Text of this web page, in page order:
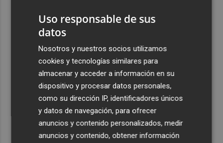
suspensión de Schengen hasta el 15 de agosto
Leire Díez niega que su "investigación" buscara
"desestabilizar" ninguna causa "que afectara a los
intereses del PSOE"
Castelló acogerá la obra "Helios y Selene" de la
compañía Te Falta Calle: será creada para el eclipse
Uso responsable de sus
datos
Nosotros y nuestros socios utilizamos
cookies y tecnologías similares para
almacenar y acceder a información en su
dispositivo y procesar datos personales,
como su dirección IP, identificadores únicos
y datos de navegación, para ofrecer
anuncios y contenido personalizados, medir
anuncios y contenido, obtener información